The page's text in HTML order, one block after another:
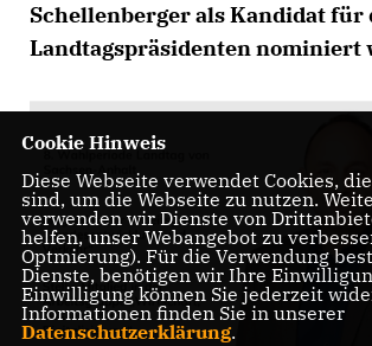
Schellenberger als Kandidat für
Landtagspräsidenten nominiert
Cookie Hinweis
Diese Webseite verwendet Cookies,
sind, um die Webseite zu nutzen.
verwenden wir Dienste von
helfen, unser Webangebot zu
Optmierung). Für die Verwendung
Dienste, benötigen wir Ihre
Einwilligung können Sie jederzeit
Informationen finden Sie in unserer
Datenschutzerklärung.